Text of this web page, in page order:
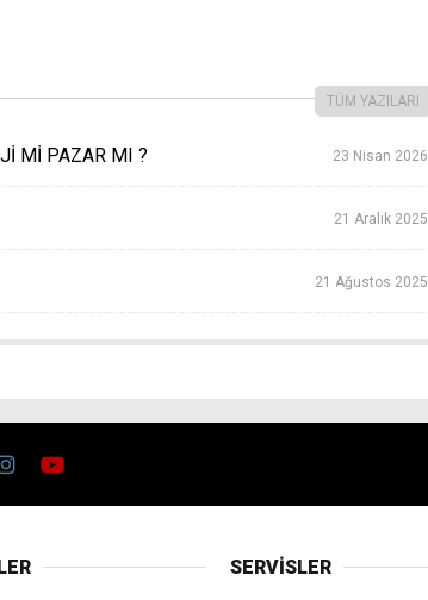
TÜM YAZILARI
Mİ PAZAR MI ? 23 Nisan 2026
21 Aralık 2025
21 Ağustos 2025
SERVİSLER